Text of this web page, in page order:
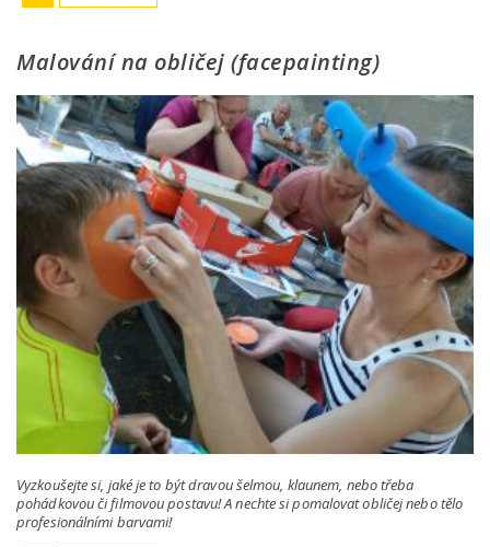
Malování na obličej (facepainting)
Vyzkoušejte si, jaké je to být dravou šelmou, klaunem, nebo třeba
pohádkovou či filmovou postavu! A nechte si pomalovat obličej nebo tělo
profesionálními barvami!